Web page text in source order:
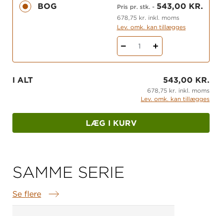
BOG Pris pr. stk.- 543,00 KR.
678,75 kr. inkl. moms
Lev. omk. kan tillægges
1
I ALT 543,00 KR.
678,75 kr. inkl. moms
Lev. omk. kan tillægges
LÆG I KURV
SAMME SERIE
Se flere
Samme serie